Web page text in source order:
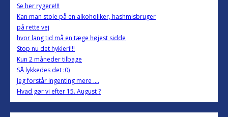
Se her rygere!!!
Kan man stole på en alkoholiker, hashmisbruger
på rette vej
hvor lang tid må en tæge højest sidde
Stop nu det hykleri!!!
Kun 2 måneder tilbage
SÅ lykkedes det :0)
Jeg forstår ingenting mere ....
Hvad gør vi efter 15. August ?